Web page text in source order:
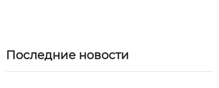
Последние новости